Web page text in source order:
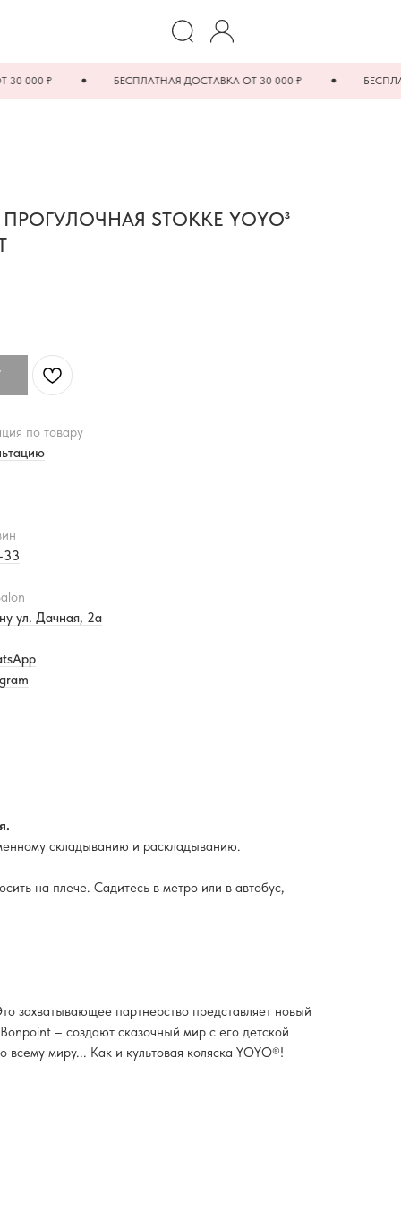
₽ БЕСПЛАТНАЯ ДОСТАВКА ОТ 30 000 ₽ БЕСПЛАТНАЯ
STOKKE YOYO³
по товару
33
ул. Дачная, 2а
складыванию и раскладыванию.
на плече. Садитесь в метро или в автобус,
захватывающее партнерство представляет новый
– создают сказочный мир с его детской
миру... Как и культовая коляска YOYO®!